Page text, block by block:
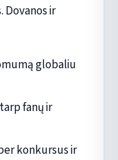
ir
globaliu
fanų ir
konkursus ir